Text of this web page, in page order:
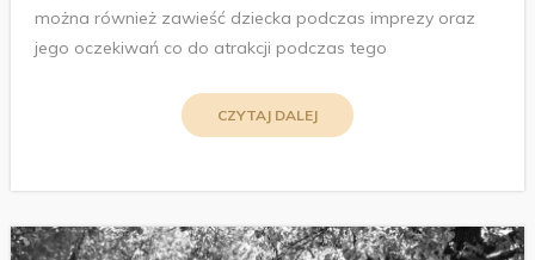
można również zawieść dziecka podczas imprezy oraz
jego oczekiwań co do atrakcji podczas tego
CZYTAJ DALEJ